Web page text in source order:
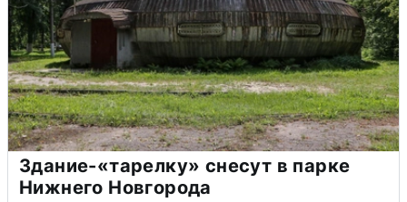
Здание-«тарелку» снесут в парке
Нижнего Новгорода